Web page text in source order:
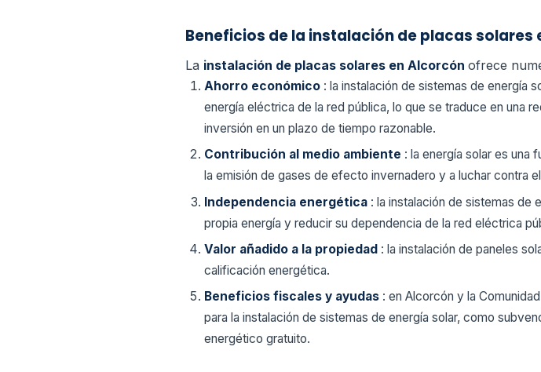
Beneficios de la instalación de placas solares
La instalación de placas solares en Alcorcón ofrece
Ahorro económico : la instalación de sistemas de energía
energía eléctrica de la red pública, lo que se traduce en una
inversión en un plazo de tiempo razonable.
Contribución al medio ambiente : la energía solar es una
la emisión de gases de efecto invernadero y a luchar contra
Independencia energética : la instalación de sistemas de
propia energía y reducir su dependencia de la red eléctrica
Valor añadido a la propiedad : la instalación de paneles
calificación energética.
Beneficios fiscales y ayudas : en Alcorcón y la
para la instalación de sistemas de energía solar, como
energético gratuito.